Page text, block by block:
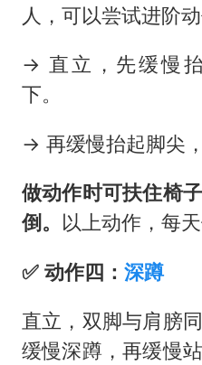
人，可以尝试进阶动
→ 直立，先缓慢
下。
→ 再缓慢抬起脚尖，
做动作时可扶住椅
倒。 以上动作，每天
✅️ 动作四 ： 深蹲
直立，双脚与肩膀
缓慢深蹲，再缓慢